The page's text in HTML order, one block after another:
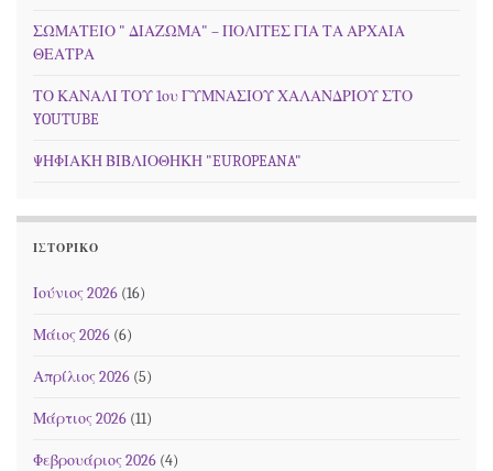
ΣΩΜΑΤΕΙΟ " ΔΙΑΖΩΜΑ" – ΠΟΛΙΤΕΣ ΓΙΑ ΤΑ ΑΡΧΑΙΑ
ΘΕΑΤΡΑ
ΤΟ ΚΑΝΑΛΙ ΤΟΥ 1ου ΓΥΜΝΑΣΙΟΥ ΧΑΛΑΝΔΡΙΟΥ ΣΤΟ
YOUTUBE
ΨΗΦΙΑΚΗ ΒΙΒΛΙΟΘΗΚΗ "EUROPEANA"
ΙΣΤΟΡΙΚΌ
Ιούνιος 2026 (16)
Μάιος 2026 (6)
Απρίλιος 2026 (5)
Μάρτιος 2026 (11)
Φεβρουάριος 2026 (4)